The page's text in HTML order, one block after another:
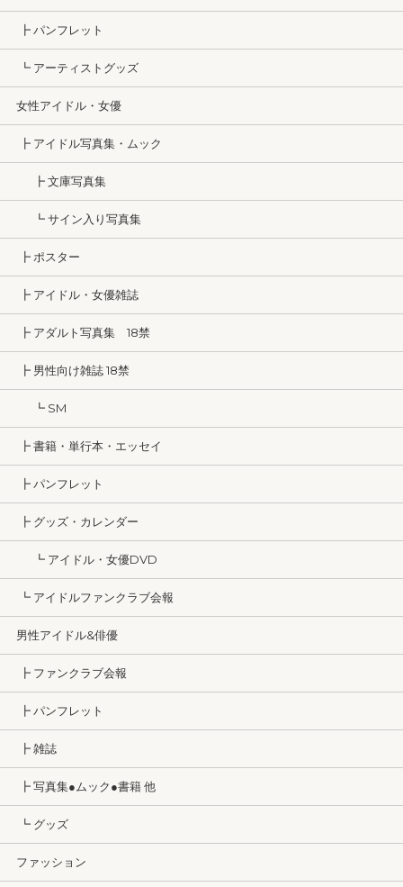
┣ パンフレット
┗ アーティストグッズ
女性アイドル・女優
┣ アイドル写真集・ムック
┣ 文庫写真集
┗ サイン入り写真集
┣ ポスター
┣ アイドル・女優雑誌
┣ アダルト写真集 18禁
┣ 男性向け雑誌 18禁
┗ SM
┣ 書籍・単行本・エッセイ
┣ パンフレット
┣ グッズ・カレンダー
┗ アイドル・女優DVD
┗ アイドルファンクラブ会報
男性アイドル&俳優
┣ ファンクラブ会報
┣ パンフレット
┣ 雑誌
┣ 写真集●ムック●書籍 他
┗ グッズ
ファッション